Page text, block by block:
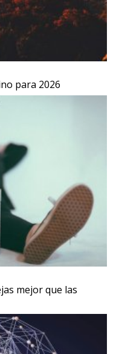
para 2026
mejor que las